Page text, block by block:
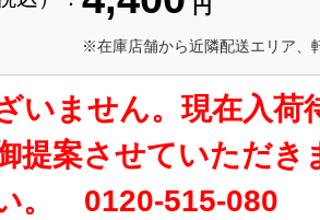
円
※在庫店舗から近隣配送エリア、
いません。現在入荷
提案させていただき
。 0120-515-080